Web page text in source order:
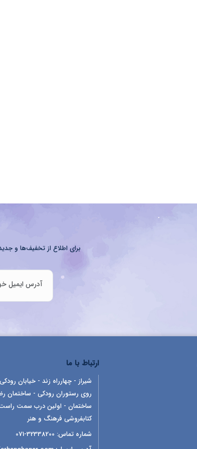
برای اطلاع از تخفیف‌ها و
ارتباط با ما
شیراز - چهارراه زند - خیابان
روی رستوران رودکی - ساختمان
ساختمان - اولین درب سمت
کتابفروشی فرهنگ و هنر
شماره تماس: 32338200-071